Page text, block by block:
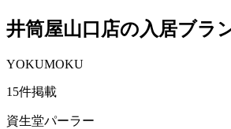
井筒屋山口店の入居ブラ
YOKUMOKU
15件掲載
資生堂パーラー